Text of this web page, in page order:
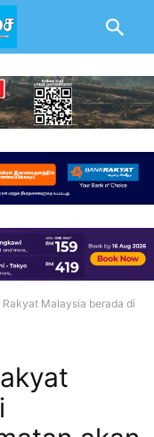
Rakyat Malaysia berada di